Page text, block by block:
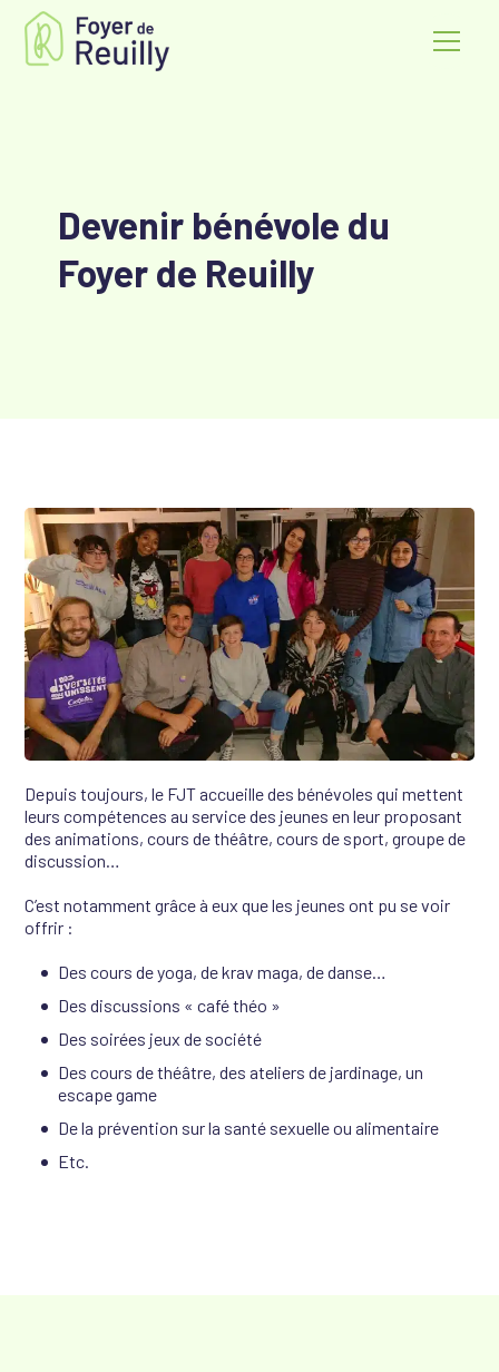
Devenir bénévole du
Foyer de Reuilly
Depuis toujours, le FJT accueille des bénévoles qui mettent
leurs compétences au service des jeunes en leur proposant
des animations, cours de théâtre, cours de sport, groupe de
discussion…
C’est notamment grâce à eux que les jeunes ont pu se voir
offrir :
Des cours de yoga, de krav maga, de danse…
Des discussions « café théo »
Des soirées jeux de société
Des cours de théâtre, des ateliers de jardinage, un
escape game
De la prévention sur la santé sexuelle ou alimentaire
Etc.